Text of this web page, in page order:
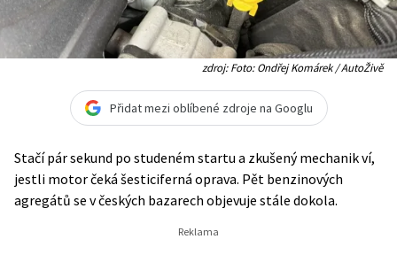
zdroj: Foto: Ondřej Komárek / AutoŽivě
Přidat mezi oblíbené zdroje na Googlu
Stačí pár sekund po studeném startu a zkušený mechanik ví,
jestli motor čeká šesticiferná oprava. Pět benzinových
agregátů se v českých bazarech objevuje stále dokola.